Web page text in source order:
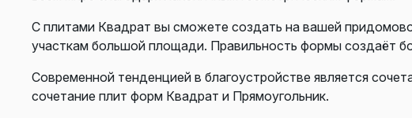
С плитами Квадрат вы сможете создать на вашей
участкам большой площади. Правильность формы создаёт
Современной тенденцией в благоустройстве является
сочетание плит форм Квадрат и Прямоугольник.